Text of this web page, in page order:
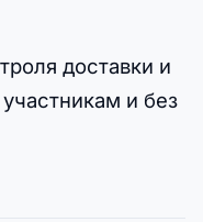
доставки и
и без